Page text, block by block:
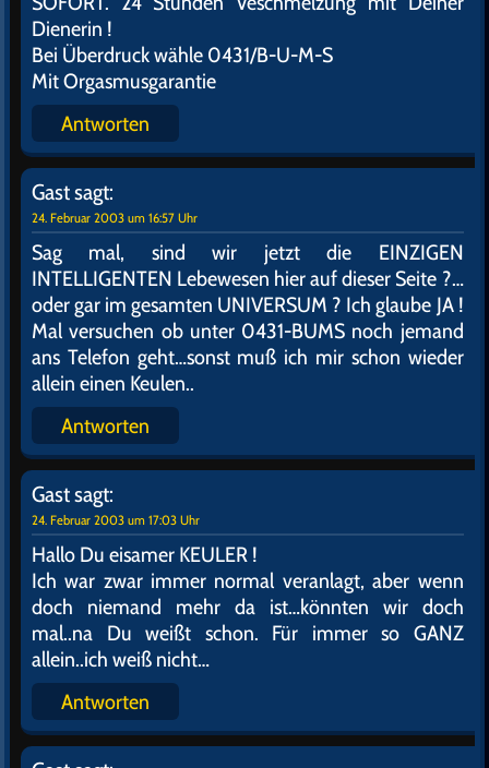
Gastsagt:
23. Februar 2003 um 13:13 Uhr
Das heißt " Wurst AUFTRIEB " !! Immer schwimmt
alles oben auf…
Antworten
Gastsagt:
23. Februar 2003 um 13:17 Uhr
…OH…ich glaube mein GEIST schmilzt….
Antworten
Gastsagt:
24. Februar 2003 um 16:51 Uhr
VERSCHMELZ DICH MIT MIR ! Los RUF MICH AN…
SOFORT. 24 Stunden Veschmelzung mit Deiner
Dienerin !
Bei Überdruck wähle 0431/B-U-M-S
Mit Orgasmusgarantie
Antworten
Gastsagt:
24. Februar 2003 um 16:57 Uhr